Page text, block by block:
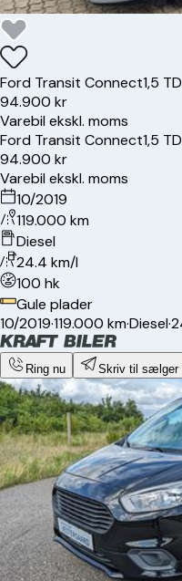
Ford Transit Connect1,5
94.900 kr
Varebil ekskl. moms
Ford Transit Connect1,5
94.900 kr
Varebil ekskl. moms
10/2019
119.000 km
Diesel
24.4 km/l
100 hk
Gule plader
10/2019·119.000 km·Diesel·
Ring nu Skriv til sælger